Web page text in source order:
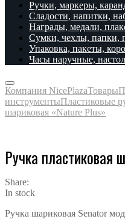
Ручки, маркеры,
Сладости, напитки,
Награды, медали,
Сумки, чехлы, папки,
Упаковка, пакеты,
Часы наручные,
Компания NicePlazaТовары
инструментыПластиковые
шариковая «Nature Plus»
Ручка пластиковая
Share:
In stock
Ручка шариковая Senator